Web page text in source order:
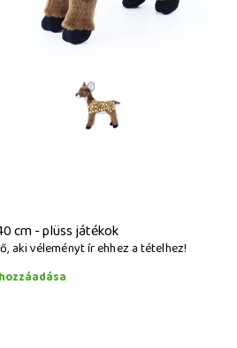
cm - plüss játékok
aki véleményt ír ehhez a tételhez!